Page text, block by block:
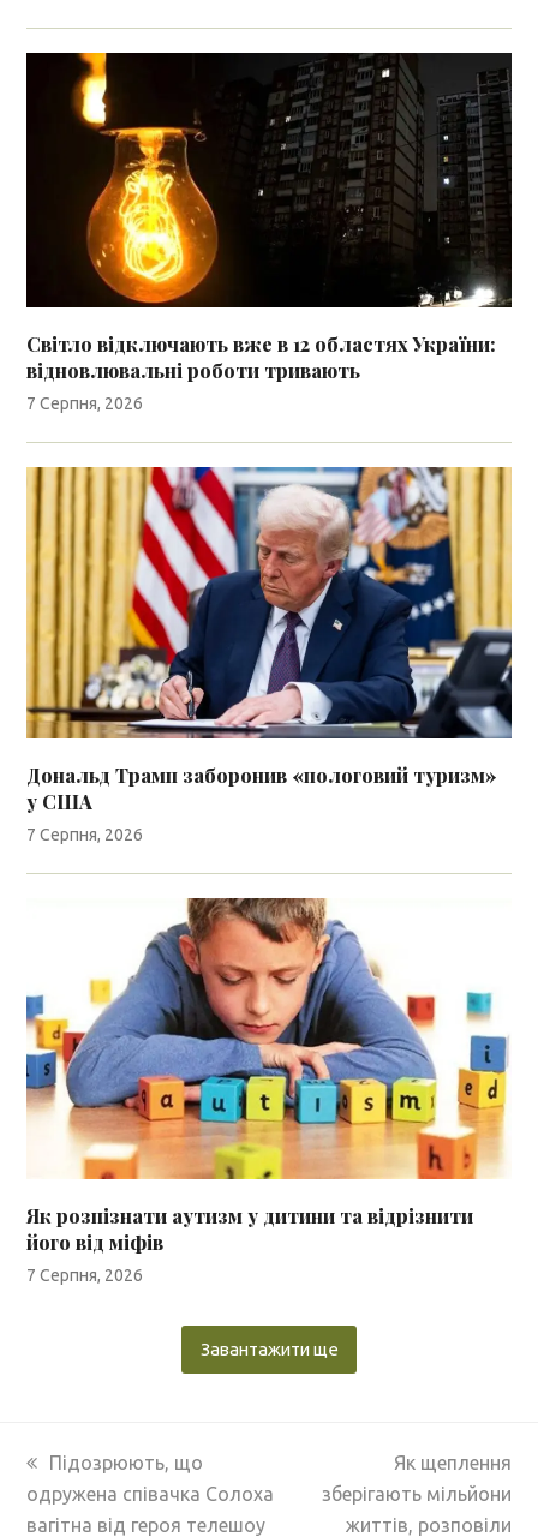
Світло відключають вже в 12 областях України:
відновлювальні роботи тривають
7 Серпня, 2026
Дональд Трамп заборонив «пологовий туризм»
у США
7 Серпня, 2026
Як розпізнати аутизм у дитини та відрізнити
його від міфів
7 Серпня, 2026
Завантажити ще
previous
post:
Підозрюють, що
одружена співачка Солоха
вагітна від героя телешоу
next
post:
Як щеплення
зберігають мільйони
життів, розповіли